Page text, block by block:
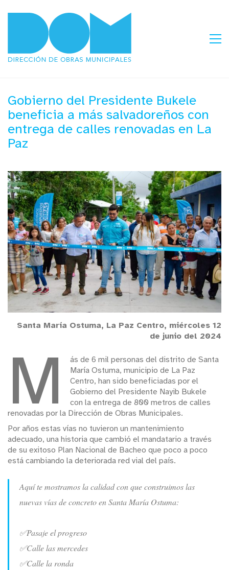
Gobierno del Presidente Bukele
beneficia a más salvadoreños con
entrega de calles renovadas en La
Paz
Santa María Ostuma, La Paz Centro, miércoles 12
de junio del 2024
M
ás de 6 mil personas del distrito de Santa
María Ostuma, municipio de La Paz
Centro, han sido beneficiadas por el
Gobierno del Presidente Nayib Bukele
con la entrega de 800 metros de calles
renovadas por la Dirección de Obras Municipales.
Por años estas vías no tuvieron un mantenimiento
adecuado, una historia que cambió el mandatario a través
de su exitoso Plan Nacional de Bacheo que poco a poco
está cambiando la deteriorada red vial del país.
Aquí te mostramos la calidad con que construimos las
nuevas vías de concreto en Santa María Ostuma:
✅Pasaje el progreso
✅Calle las mercedes
✅Calle la ronda